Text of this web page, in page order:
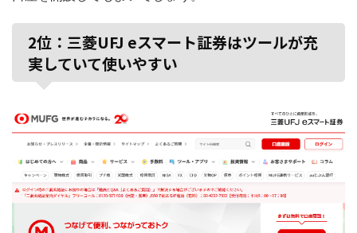
2位：三菱UFJ eスマート証券はツールが充
実していて使いやすい